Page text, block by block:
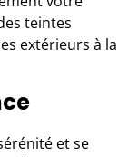
teintes
extérieurs à la
et se